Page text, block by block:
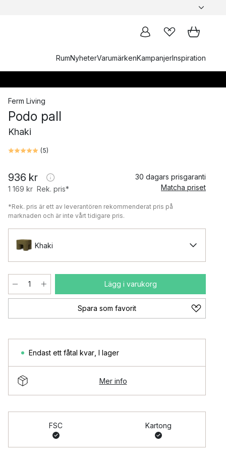
RumNyheterVarumärkenKampanjerInspiration
Ferm Living
Podo pall
Khaki
(5)
936 kr
1 169 kr Rek. pris*
30 dagars prisgaranti
Matcha priset
*Rek. pris är ett av leverantören rekommenderat pris på
marknaden och är inte vårt tidigare pris.
Khaki
Lägg i varukorg
Spara som favorit
Endast ett fåtal kvar I lager
Mer info
FSC Kartong